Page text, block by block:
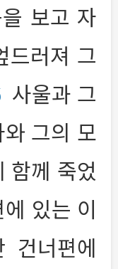
보고 자
드러져 그
사울과 그
그의 모
함께 죽었
있는 이
건너편에